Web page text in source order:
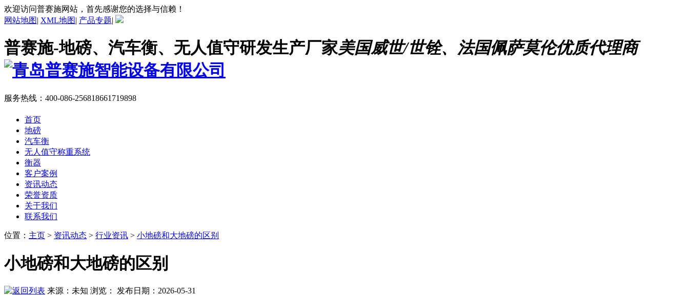
欢迎访问普赛施网站，首先感谢您的选择与信赖！
网站地图| XML地图| 产品专题|
普赛施-地磅、汽车衡、无人值守研发生产厂家美国威世/世铨、法国佩萨莫伦优质代理商
服务热线： 400-086-256818661719898
首页
地磅
汽车衡
无人值守称重系统
衡器
客户案例
资讯动态
荣誉资质
关于我们
联系我们
位置 ： 主页 > 资讯动态 > 行业资讯 > 小地磅和大地磅的区别
小地磅和大地磅的区别
来源：未知 浏览： 发布日期：2026-05-31